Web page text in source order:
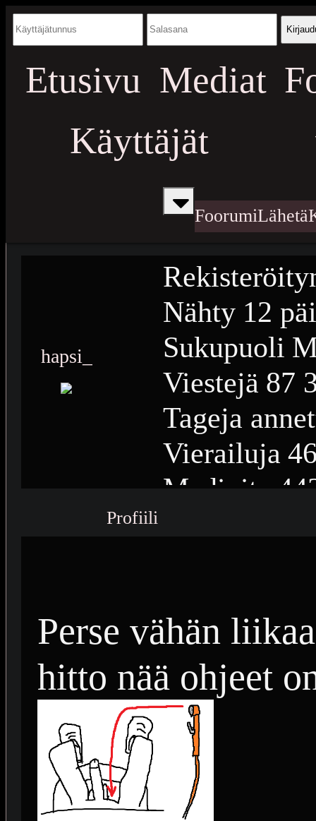
Etusivu Mediat
Käyttäjät
FoorumiLähetä
hapsi_
Nähty 12
Sukupuoli
Viestejä 87
Tageja
Vierailuja
Medioita
Profiili
Perse vähän
hitto nää ohjeet